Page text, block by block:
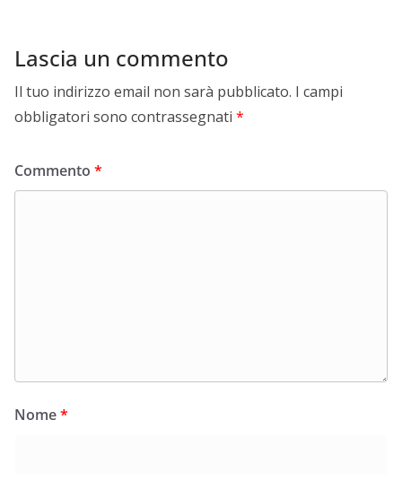
Lascia un commento
Il tuo indirizzo email non sarà pubblicato. I campi
obbligatori sono contrassegnati *
Commento *
Nome*